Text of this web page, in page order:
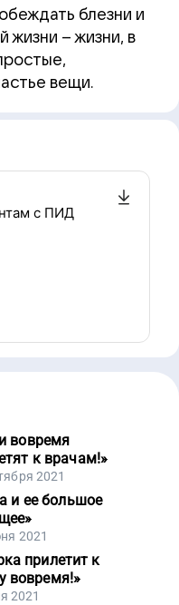
блезни и
жизни – жизни, в
вещи.
с ПИД
вовремя
к врачам!»
2021
и ее большое
»
2021
прилетит к
вовремя!»
2021